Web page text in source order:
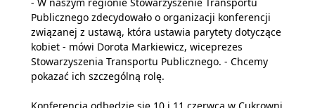
Publicznego zdecydowało o organizacji konferencji
związanej z ustawą, która ustawia parytety dotyczące
kobiet - mówi Dorota Markiewicz, wiceprezes
Stowarzyszenia Transportu Publicznego. - Chcemy
pokazać ich szczególną rolę.